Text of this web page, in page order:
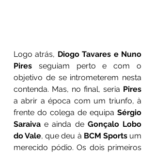
Logo atrás, Diogo Tavares e Nuno
Pires seguiam perto e com o
objetivo de se intrometerem nesta
contenda. Mas, no final, seria Pires
a abrir a época com um triunfo, à
frente do colega de equipa Sérgio
Saraiva e ainda de Gonçalo Lobo
do Vale, que deu à BCM Sports um
merecido pódio. Os dois primeiros